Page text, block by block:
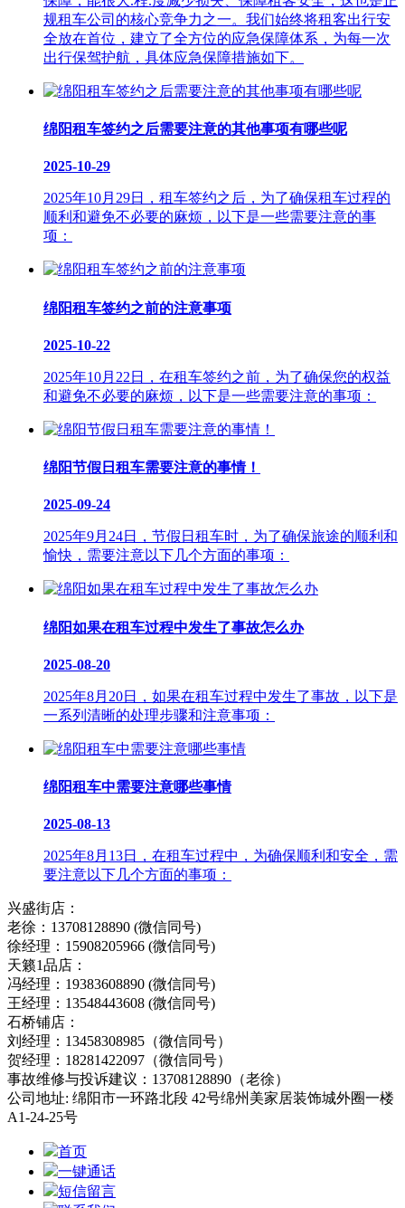
规租车公司的核心竞争力之一。我们始终将租客出行安
全放在首位，建立了全方位的应急保障体系，为每一次
出行保驾护航，具体应急保障措施如下。
绵阳租车签约之后需要注意的其他事项有哪些呢
2025-10-29
2025年10月29日，租车签约之后，为了确保租车过程的
顺利和避免不必要的麻烦，以下是一些需要注意的事
项：
绵阳租车签约之前的注意事项
2025-10-22
2025年10月22日，在租车签约之前，为了确保您的权益
和避免不必要的麻烦，以下是一些需要注意的事项：
绵阳节假日租车需要注意的事情！
2025-09-24
2025年9月24日，节假日租车时，为了确保旅途的顺利和
愉快，需要注意以下几个方面的事项：
绵阳如果在租车过程中发生了事故怎么办
2025-08-20
2025年8月20日，如果在租车过程中发生了事故，以下是
一系列清晰的处理步骤和注意事项：
绵阳租车中需要注意哪些事情
2025-08-13
2025年8月13日，在租车过程中，为确保顺利和安全，需
要注意以下几个方面的事项：
兴盛街店：
老徐：13708128890 (微信同号)
徐经理：15908205966 (微信同号)
天籁1品店：
冯经理：19383608890 (微信同号)
王经理：13548443608 (微信同号)
石桥铺店：
刘经理：13458308985（微信同号）
贺经理：18281422097（微信同号）
事故维修与投诉建议：13708128890（老徐）
公司地址: 绵阳市一环路北段 42号绵州美家居装饰城外圈一楼
A1-24-25号
首页
一键通话
短信留言